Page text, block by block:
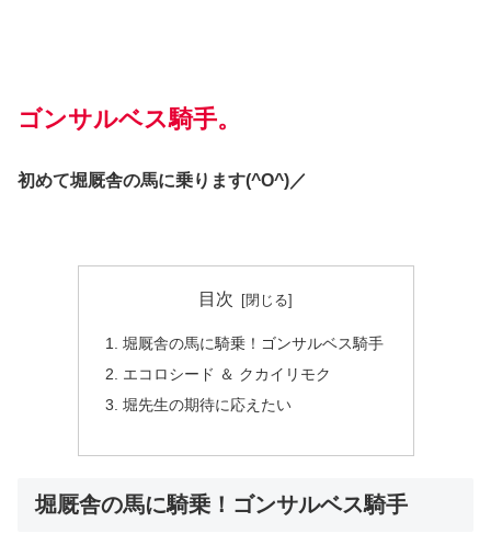
ゴンサルベス騎手。
初めて堀厩舎の馬に乗ります(^O^)／
目次
堀厩舎の馬に騎乗！ゴンサルベス騎手
エコロシード ＆ クカイリモク
堀先生の期待に応えたい
堀厩舎の馬に騎乗！ゴンサルベス騎手